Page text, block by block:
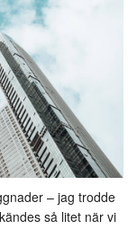
– jag trodde
så litet när vi